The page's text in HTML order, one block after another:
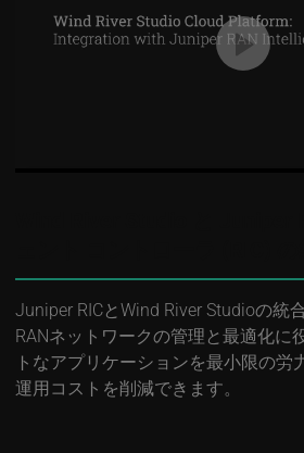
Juniper RICとWind River Studioの統
RANネットワークの管理と最適化に
トなアプリケーションを最小限の労
運用コストを削減できます。